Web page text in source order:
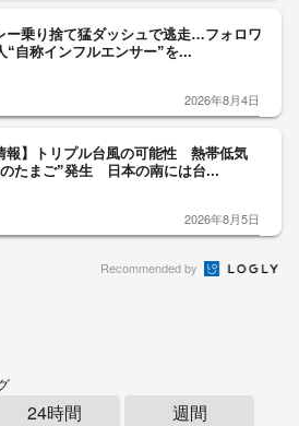
ー乗り捨て猛ダッシュで逃走…フォロワ
“自称インフルエンサー”を...
2026年8月4日
報】トリプル台風の可能性 熱帯低気
たまご”発生 日本の南には台...
2026年8月5日
Recommended by
24時間 週間